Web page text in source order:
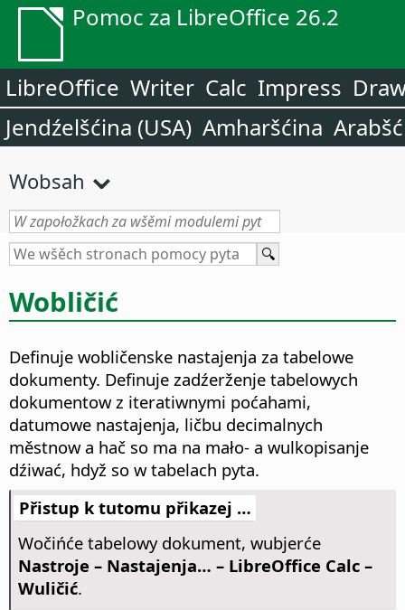
Pomoc za LibreOffice 26.2
LibreOffice Writer Calc Impress
Jendźelšćina (USA) Amharšćina
Wobsah
Wobličić
Definuje wobličenske nastajenja za tabelowe
dokumenty. Definuje zadźerženje tabelowych
dokumentow z iteratiwnymi poćahami,
datumowe nastajenja, ličbu decimalnych
městnow a hač so ma na mało- a wulkopisanje
dźiwać, hdyž so w tabelach pyta.
Přistup k tutomu přikazej …
Wočińće tabelowy dokument, wubjerće
Nastroje – Nastajenja… – LibreOffice Calc –
Wuličić.